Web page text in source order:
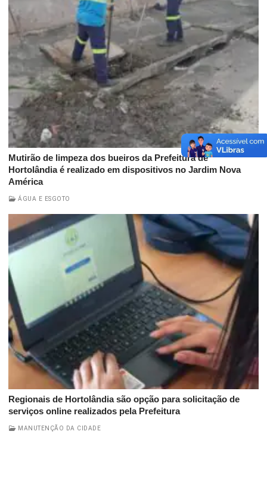
Mutirão de limpeza dos bueiros da Prefeitura de
Hortolândia é realizado em dispositivos no Jardim Nova
América
ÁGUA E ESGOTO
Regionais de Hortolândia são opção para solicitação de
serviços online realizados pela Prefeitura
MANUTENÇÃO DA CIDADE